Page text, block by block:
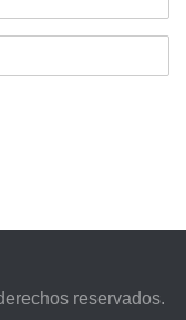
reservados.